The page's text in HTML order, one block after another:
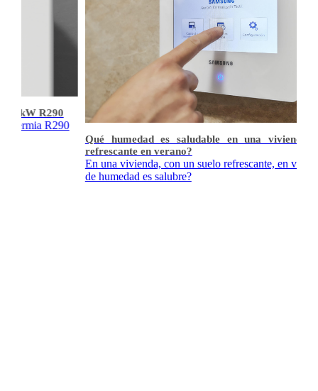
R290
R290
Qué humedad es saludable en una vivienda con
refrescante en verano?
En una vivienda, con un suelo refrescante, en verano, que
de humedad es salubre?